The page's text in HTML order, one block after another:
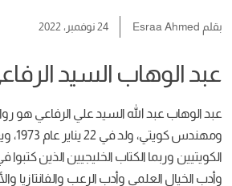
بقلمEsraa Ahmed 24 نوفمبر، 2022
عبد الوهاب السيد
عبد الوهاب عبد الله السيد علي الرفاعي هو
ومهندس
الكويتيين وربما الكتاب الخليجيين الذين كتبوا
وأدب الخيال العلمي وأدب الرعب والفانتازيا